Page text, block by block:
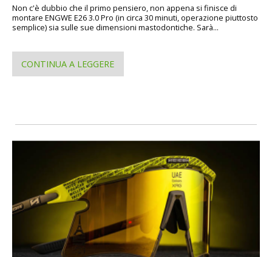
Non c'è dubbio che il primo pensiero, non appena si finisce di
montare ENGWE E26 3.0 Pro (in circa 30 minuti, operazione piuttosto
semplice) sia sulle sue dimensioni mastodontiche. Sarà...
CONTINUA A LEGGERE